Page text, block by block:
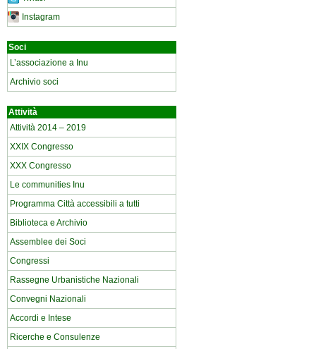
Instagram
Soci
L’associazione a Inu
Archivio soci
Attività
Attività 2014 – 2019
XXIX Congresso
XXX Congresso
Le communities Inu
Programma Città accessibili a tutti
Biblioteca e Archivio
Assemblee dei Soci
Congressi
Rassegne Urbanistiche Nazionali
Convegni Nazionali
Accordi e Intese
Ricerche e Consulenze